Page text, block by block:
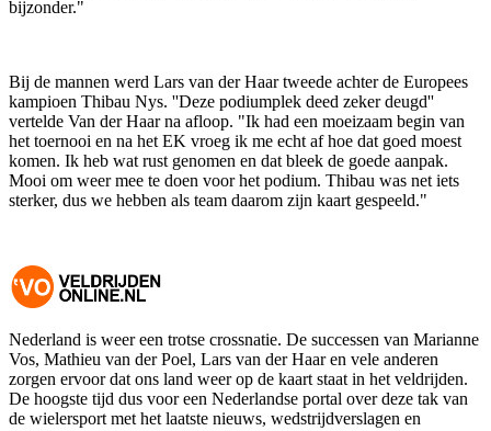
bijzonder."
Bij de mannen werd Lars van der Haar tweede achter de Europees
kampioen Thibau Nys. ''Deze podiumplek deed zeker deugd''
vertelde Van der Haar na afloop. "Ik had een moeizaam begin van
het toernooi en na het EK vroeg ik me echt af hoe dat goed moest
komen. Ik heb wat rust genomen en dat bleek de goede aanpak.
Mooi om weer mee te doen voor het podium. Thibau was net iets
sterker, dus we hebben als team daarom zijn kaart gespeeld."
Nederland is weer een trotse crossnatie. De successen van Marianne
Vos, Mathieu van der Poel, Lars van der Haar en vele anderen
zorgen ervoor dat ons land weer op de kaart staat in het veldrijden.
De hoogste tijd dus voor een Nederlandse portal over deze tak van
de wielersport met het laatste nieuws, wedstrijdverslagen en